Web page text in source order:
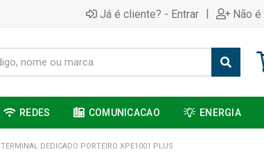
Já é cliente? - Entrar | Não
REDES COMUNICACAO ENERGIA
TERMINAL DEDICADO PORTEIRO XPE1001 PLUS